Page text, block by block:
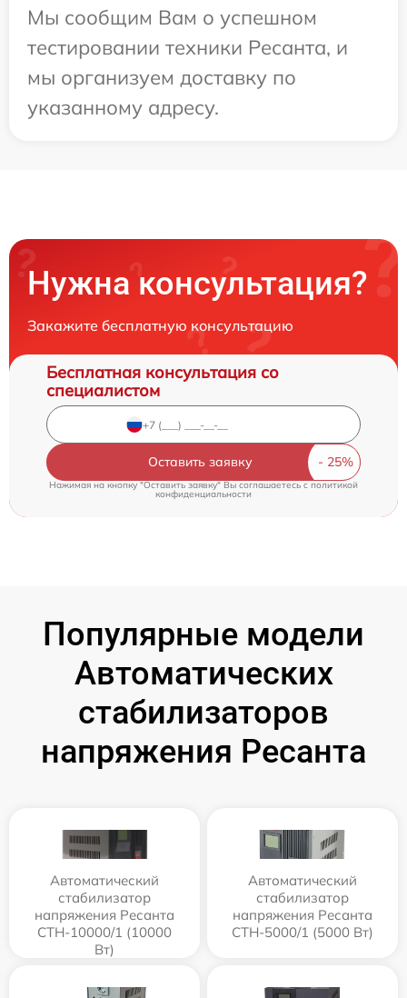
Мы сообщим Вам о успешном
тестировании техники Ресанта, и
мы организуем доставку по
указанному адресу.
Нужна консультация?
Закажите бесплатную консультацию
Бесплатная консультация со
специалистом
Оставить заявку
Нажимая на кнопку "Оставить заявку" Вы соглашаетесь c политикой
конфиденциальности
Популярные модели
Автоматических
стабилизаторов
напряжения Ресанта
Автоматический
стабилизатор
напряжения Ресанта
СТН-10000/1 (10000
Вт)
Автоматический
стабилизатор
напряжения Ресанта
СТН-5000/1 (5000 Вт)